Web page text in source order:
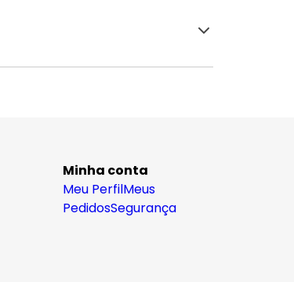
Minha conta
Meu PerfilMeus
PedidosSegurança